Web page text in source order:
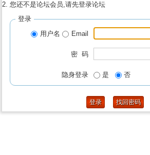
您还不是论坛会员,请先登录论坛
登录
用户名
Email
密 码
隐身登录 是 否